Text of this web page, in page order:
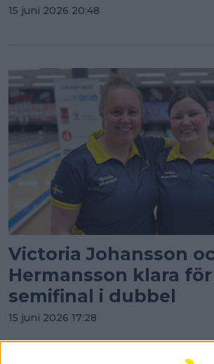
15 juni 2026 20:48
Victoria Johansson
Hermansson klara för
semifinal i dubbel
15 juni 2026 17:28